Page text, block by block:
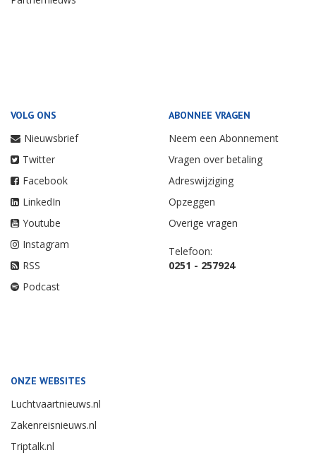
VOLG ONS
Nieuwsbrief
Twitter
Facebook
LinkedIn
Youtube
Instagram
RSS
Podcast
ABONNEE VRAGEN
Neem een Abonnement
Vragen over betaling
Adreswijziging
Opzeggen
Overige vragen
Telefoon:
0251 - 257924
ONZE WEBSITES
Luchtvaartnieuws.nl
Zakenreisnieuws.nl
Triptalk.nl